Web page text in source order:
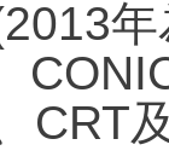
CRT